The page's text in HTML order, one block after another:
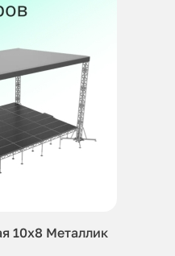
10x8 Металлик